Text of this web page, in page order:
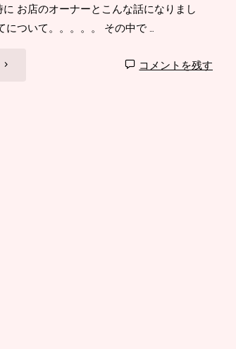
お店のオーナーとこんな話になりまし
について。。。。。 その中で …
"積 コメントを残す